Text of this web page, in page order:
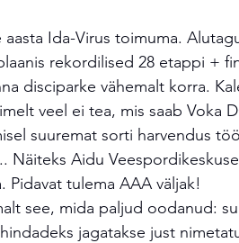
Ida-Virus toimuma.
rekordilised 28 etappi +
disciparke vähemalt korra.
veel ei tea, mis saab Voka
suuremat sorti harvendus
Näiteks Aidu
Pidavat tulema AAA väljak!
see, mida paljud oodanud:
jagatakse just